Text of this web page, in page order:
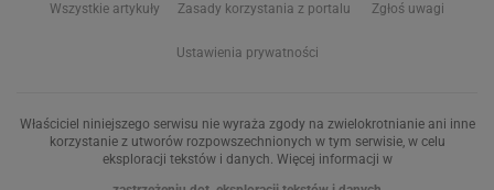
Wszystkie artykuły Zasady korzystania z portalu Zgłoś uwagi
Ustawienia prywatności
Właściciel niniejszego serwisu nie wyraża zgody na zwielokrotnianie ani inne
korzystanie z utworów rozpowszechnionych w tym serwisie, w celu
eksploracji tekstów i danych. Więcej informacji w